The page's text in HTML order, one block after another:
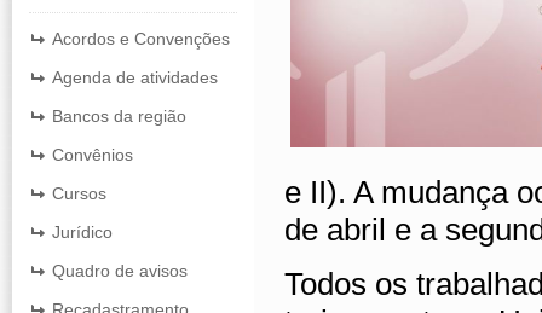
Acordos e Convenções
Agenda de atividades
Bancos da região
Convênios
Cursos
Jurídico
Quadro de avisos
e II). A mudança
de abril e a
Todos os